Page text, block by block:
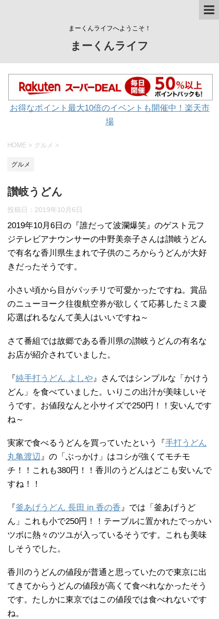
まーくんライフへようこそ！
まーくんライフ
お得なポイント最大10倍のイベントも開催中！楽天市
場
HOME > グルメ >
グルメ
讃岐うどん
投稿日： 2019年10月6日
2019年10月6日の『誰だって波瀾爆笑』のゲスト元フ
ジテレビアナウンサーの中野美奈子さんは讃岐うどん
で有名な香川県生まれで子供のころからうどんが大好
きだったそうです。
小さい頃から目がパッチリで可愛かったですね。賞品
のニューヨーク往復航空券が欲しくて応募したミス慶
応選ばれるなんて美人はいいですね～
さて番組では故郷である香川県の讃岐うどんの有名な
お店が紹介されていました。
『純手打うどん よしや』さんではシンプルな「かけう
どん」を食べていました。いりこの出汁が美味しいそ
うです。お値段なんと小サイズで250円！！安いんです
ね～
実家で食べるうどんを買っていたという『手打うどん
丸亀渡辺 』の「ぶっかけ」はコシが強くてモチモ
チ！！これも380円！！香川のうどんはどこも安いんで
すね！！
『釜あげうどん 長田 in 香の香』では「釜あげうど
ん」これも小で250円！！テーブルに置かれたでっかい
ツボに熱々のツユが入っているそうです。これも美味
しそうでした。
香川のうどんの値段が普通と思っていたので東京に出
てきてからうどんの値段が高くて食べれなかったそう
です。たしかに東京ではこの値段では食べれないです
ね。